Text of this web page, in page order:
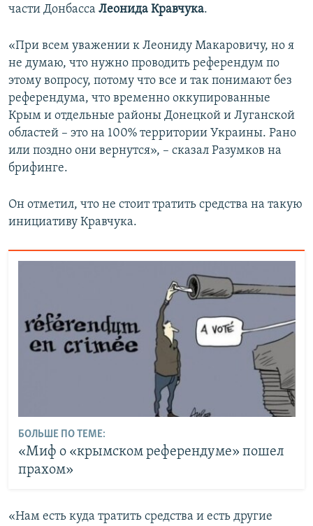
части Донбасса Леонида Кравчука.
«При всем уважении к Леониду Макаровичу, но я
не думаю, что нужно проводить референдум по
этому вопросу, потому что все и так понимают без
референдума, что временно оккупированные
Крым и отдельные районы Донецкой и Луганской
областей – это на 100% территории Украины. Рано
или поздно они вернутся», – сказал Разумков на
брифинге.
Он отметил, что не стоит тратить средства на такую
инициативу Кравчука.
БОЛЬШЕ ПО ТЕМЕ:
«Миф о «крымском референдуме» пошел
прахом»
«Нам есть куда тратить средства и есть другие